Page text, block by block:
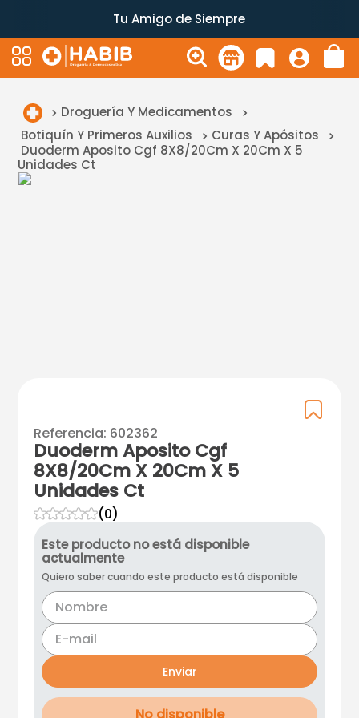
Tu Amigo de Siempre
Droguería Y Medicamentos
Botiquín Y Primeros Auxilios
Curas Y Apósitos
Duoderm Aposito Cgf 8X8/20Cm X 20Cm X 5
Unidades Ct
Referencia: 602362
Duoderm Aposito Cgf
8X8/20Cm X 20Cm X 5
Unidades Ct
☆☆☆☆☆(0)
Este producto no está disponible
actualmente
Quiero saber cuando este producto está disponible
Enviar